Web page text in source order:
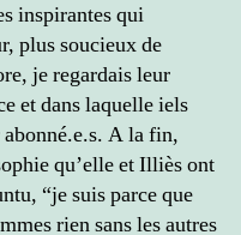
inspirantes qui
plus soucieux de
je regardais leur
et dans laquelle iels
A la fin,
qu’elle et Illiès ont
“je suis parce que
rien sans les autres